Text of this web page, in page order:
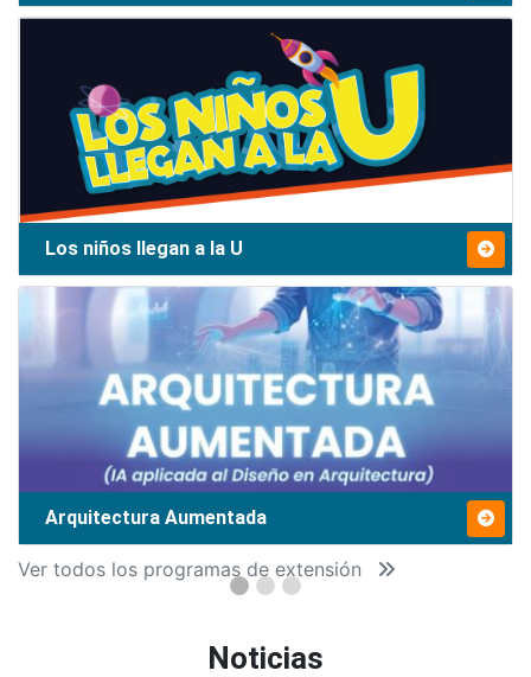
Los niños llegan a la U
Arquitectura Aumentada
Ver todos los programas de extensión
Noticias